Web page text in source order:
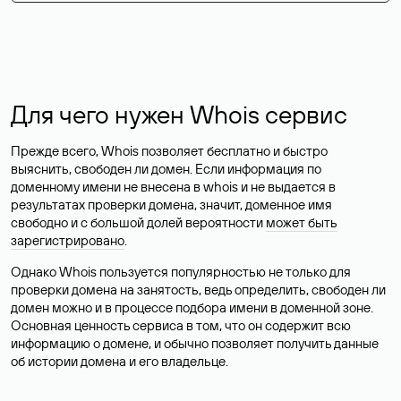
Для чего нужен Whois сервис
Прежде всего, Whois позволяет бесплатно и быстро
выяснить, свободен ли домен. Если информация по
доменному имени не внесена в whois и не выдается в
результатах проверки домена, значит, доменное имя
свободно и с большой долей вероятности может быть
зарегистрировано.
Однако Whois пользуется популярностью не только для
проверки домена на занятость, ведь определить, свободен ли
домен можно и в процессе подбора имени в доменной зоне.
Основная ценность сервиса в том, что он содержит всю
информацию о домене, и обычно позволяет получить данные
об истории домена и его владельце.